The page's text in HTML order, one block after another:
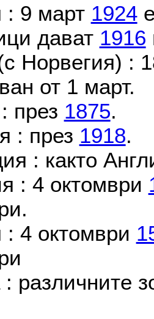
: 9 март 1924е
дават 1916
Норвегия) :
от 1 март.
през 1875.
: през 1918.
: както
: 4 октомври
: 4 октомври
различните